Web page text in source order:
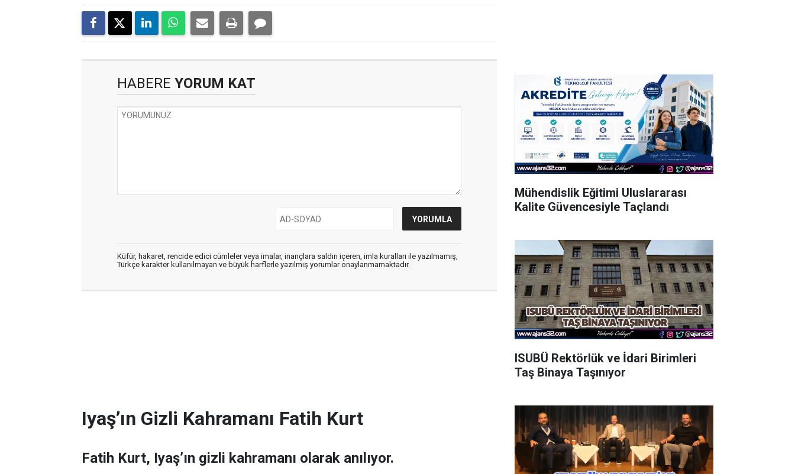
HABERE YORUM KAT
Küfür, hakaret, rencide edici cümleler veya imalar, inançlara saldırı içeren, imla kuralları ile yazılmamış,
Türkçe karakter kullanılmayan ve büyük harflerle yazılmış yorumlar onaylanmamaktadır.
Iyaş’ın Gizli Kahramanı Fatih Kurt
Fatih Kurt, Iyaş’ın gizli kahramanı olarak anılıyor.
Mühendislik Eğitimi Uluslararası
Kalite Güvencesiyle Taçlandı
ISUBÜ Rektörlük ve İdari Birimleri
Taş Binaya Taşınıyor